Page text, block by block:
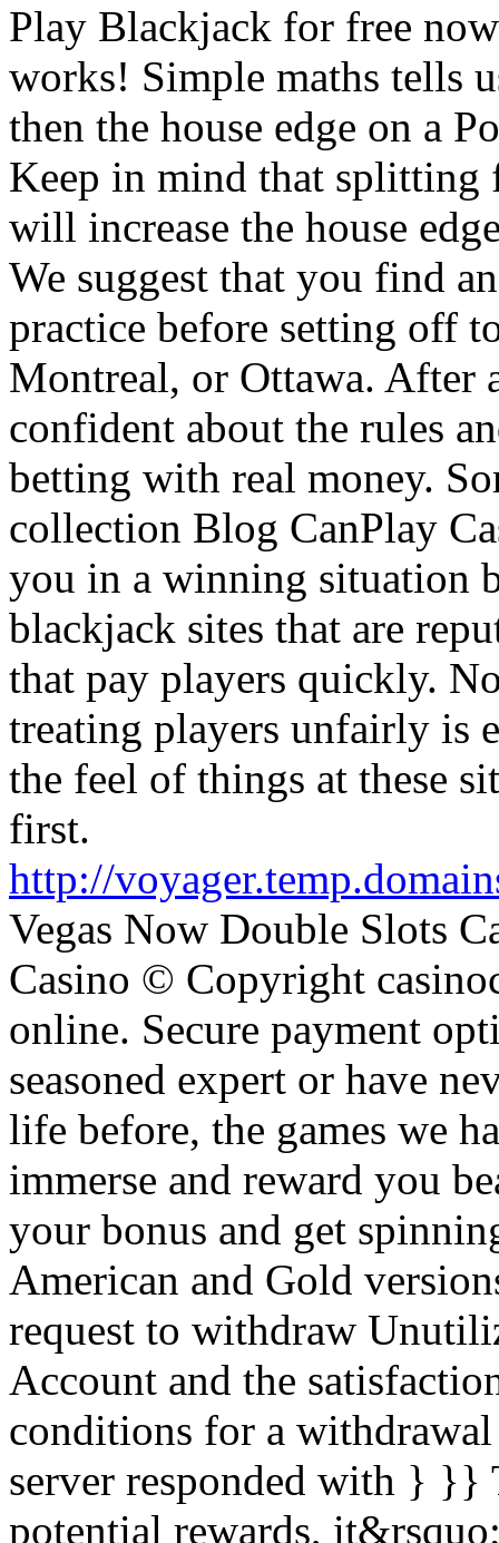
Play Blackjack for free
works! Simple maths tells
then the house edge on a
Keep in mind that splitting
will increase the house
We suggest that you find
practice before setting off
Montreal, or Ottawa. After
confident about the rules
betting with real money.
collection Blog CanPlay
you in a winning situation
blackjack sites that are
that pay players quickly.
treating players unfairly is
the feel of things at these
first.
http://
Vegas Now Double Slots
Casino © Copyright
online. Secure payment
seasoned expert or have
life before, the games we
immerse and reward you
your bonus and get
American and Gold
request to withdraw
Account and the
conditions for a
server responded with } }}
potential rewards,